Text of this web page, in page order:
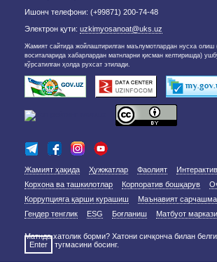
Ишонч телефони: (+99871) 200-74-48
Электрон қути: uzkimyosanoat@uks.uz
Жамият сайтида жойлаштирилган маълумотлардан нусха олиш
воситаларида хабарлардан матнларни қисман келтиришда)
кўрсатилган ҳолда рухсат этилади.
Жамият ҳақида Ҳужжатлар Фаолият
Корхона ва ташкилотлар
Корпоратив бошқарув
Коррупцияга қарши курашиш
Маънавият
Гендер тенглик
ESG Боғланиш Матбуот маркази
Матнда хатолик борми? Хатони сичқонча билан
Enter
тугмасини босинг.